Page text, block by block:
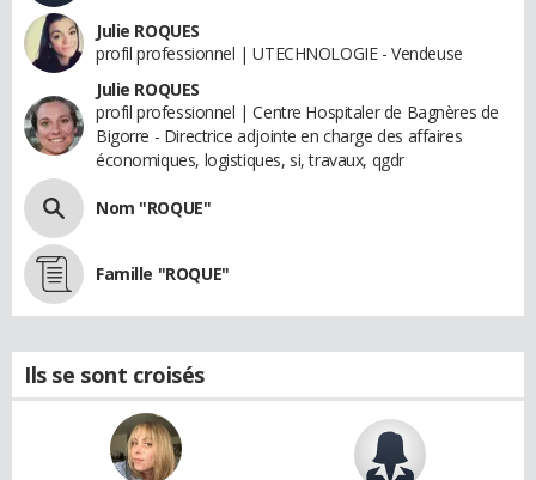
Julie ROQUES
profil professionnel | UTECHNOLOGIE - Vendeuse
Julie ROQUES
profil professionnel | Centre Hospitaler de Bagnères de
Bigorre - Directrice adjointe en charge des affaires
économiques, logistiques, si, travaux, qgdr
Nom "ROQUE"
Famille "ROQUE"
Ils se sont croisés